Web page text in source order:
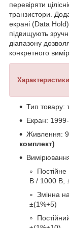
перевіряти
транзистори.
екрані (Data
підвищують
діапазону
конкретного
Тип товару:
Екран:
Живлення:
комплект)
В / 1000 В;
Змінна
±(1%+5)